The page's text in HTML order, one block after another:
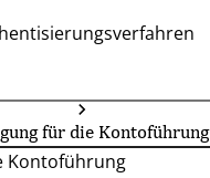
für die Kontoführung
Kontoführung